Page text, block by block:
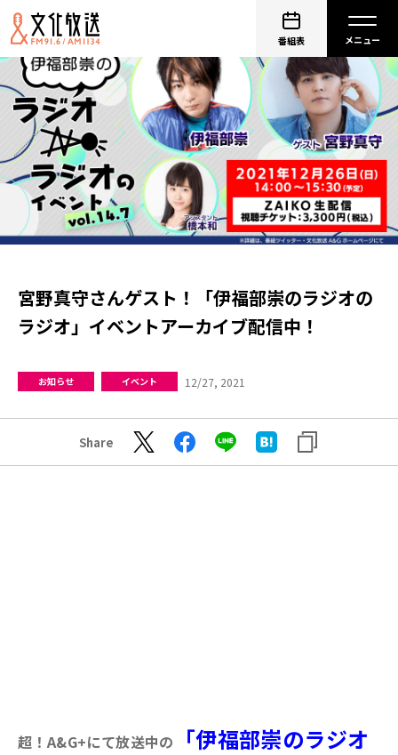
番組表
宮野真守さんゲスト！「伊福部崇のラジオの
ラジオ」イベントアーカイブ配信中！
お知らせ イベント 12/27, 2021
Share
超！A&G+にて放送中の
「伊福部崇のラジオ